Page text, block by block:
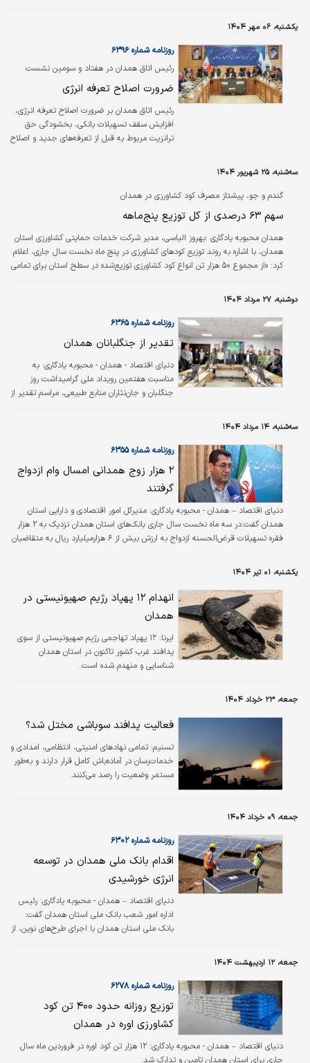
یکشنبه، ۰۶ مهر ۱۴۰۴
رئیس اتاق همدان در هفتاد و سومین نشست
شورای گفت‌وگوی استان تاکید کرد
روزنامه شماره ۶۳۹۶
ضرورت اصلاح تعرفه انرژی
رئیس اتاق همدان بر ضرورت اصلاح تعرفه انرژی،
افزایش سقف تسهیلات بانکی، بخشودگی حق
ترانزیت مربوط به قبل از تعرفه‌های جدید و اصلاح
سه‌شنبه، ۲۵ شهریور ۱۴۰۴
گندم و جو، پیشتاز مصرف کود کشاورزی در همدان
سهم ۶۳ درصدی از کل توزیع پنج‌ماهه
همدان محبوبه یادگاری :بهروز الیاسی، مدیر شرکت خدمات حمایتی کشاورزی استان
همدان، با اشاره به روند توزیع کودهای کشاورزی در پنج ماه نخست سال جاری، اعلام
کرد: «از مجموع ۵۰ هزار تن انواع کود کشاورزی توزیع‌شده در سطح استان برای تمامی
یافته است.»
دوشنبه، ۲۷ مرداد ۱۴۰۴
روزنامه شماره ۶۳۶۵
تقدیر از جنگلبانان همدان
دنیای اقتصاد - همدان - محبوبه یادگاری: به
مناسبت هفتمین رویداد ملی گرامیداشت روز
جنگلبان و جان‌نثاران منابع طبیعی، مراسم تقدیر از
سه‌شنبه، ۱۴ مرداد ۱۴۰۴
روزنامه شماره ۶۳۵۵
۲ هزار زوج همدانی امسال وام ازدواج
گرفتند
دنیای اقتصاد – همدان - محبوبه یادگاری: مدیرکل امور اقتصادی و دارایی استان
همدان گفت:در سه ماه نخست سال جاری بانک‌های استان همدان نزدیک به ۲ هزار
فقره تسهیلات قرض‌الحسنه ازدواج به ارزش بیش از ۶ هزار‌میلیارد ریال به متقاضیان
یکشنبه، ۰۱ تیر ۱۴۰۴
انهدام ۱۲ پهپاد رژیم صهیونیستی در
همدان
ایرنا:
۱۲ پهپاد تهاجمی رژیم صهیونیستی از سوی
پدافند غرب کشور تاکنون در استان همدان
شناسایی و منهدم شده است.
جمعه، ۲۳ خرداد ۱۴۰۴
فعالیت پدافند سوباشی مختل شد؟
تسنیم: تمامی نهادهای امنیتی، انتظامی، امدادی و
خدمات‌رسان در آماده‌باش کامل قرار دارند و به‌طور
مستمر وضعیت را رصد می‌کنند.
جمعه، ۰۹ خرداد ۱۴۰۴
روزنامه شماره ۶۳۰۲
اقدام بانک ملی همدان در توسعه
انرژی خورشیدی
دنیای اقتصاد – همدان - محبوبه یادگاری: رئیس
اداره امور شعب بانک ملی استان همدان گفت:
بانک ملی استان همدان با اجرای طرح‌‌‌های نوین، از
جمعه، ۱۲ اردیبهشت ۱۴۰۴
روزنامه شماره ۶۲۷۸
توزیع روزانه حدود ۴۰۰ تن کود
کشاورزی اوره در همدان
دنیای اقتصاد – همدان - محبوبه یادگاری: ۱۲ هزار تن کود اوره در فروردین ماه سال
جاری برای استان همدان تامین و تدارک شد.